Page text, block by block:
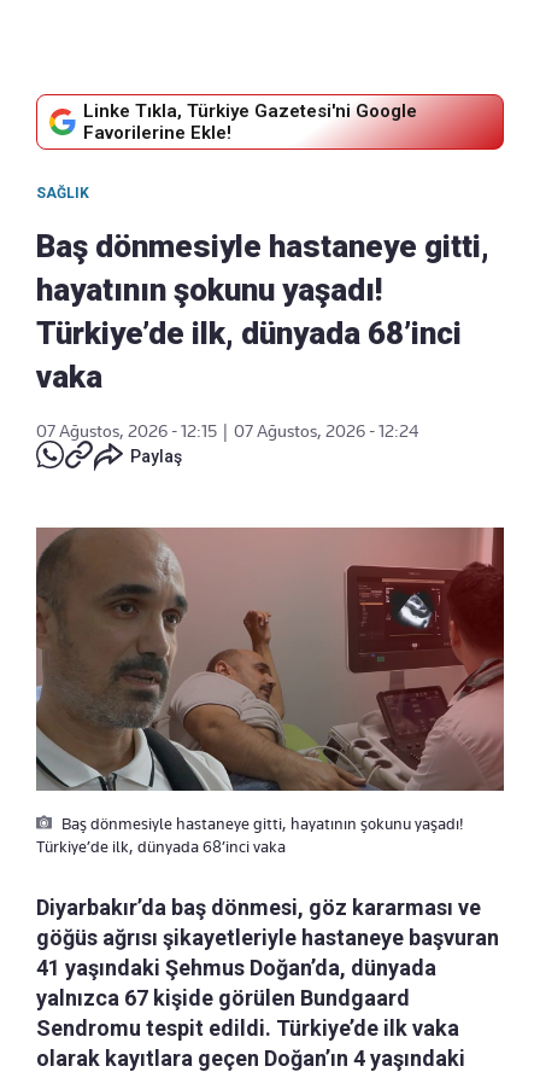
Linke Tıkla, Türkiye Gazetesi'ni Google
Favorilerine Ekle!
SAĞLIK
Baş dönmesiyle hastaneye gitti,
hayatının şokunu yaşadı!
Türkiye’de ilk, dünyada 68’inci
vaka
07 Ağustos, 2026 - 12:15
07 Ağustos, 2026 - 12:24
Paylaş
Baş dönmesiyle hastaneye gitti, hayatının şokunu yaşadı!
Türkiye’de ilk, dünyada 68’inci vaka
Diyarbakır’da baş dönmesi, göz kararması ve
göğüs ağrısı şikayetleriyle hastaneye başvuran
41 yaşındaki Şehmus Doğan’da, dünyada
yalnızca 67 kişide görülen Bundgaard
Sendromu tespit edildi. Türkiye’de ilk vaka
olarak kayıtlara geçen Doğan’ın 4 yaşındaki